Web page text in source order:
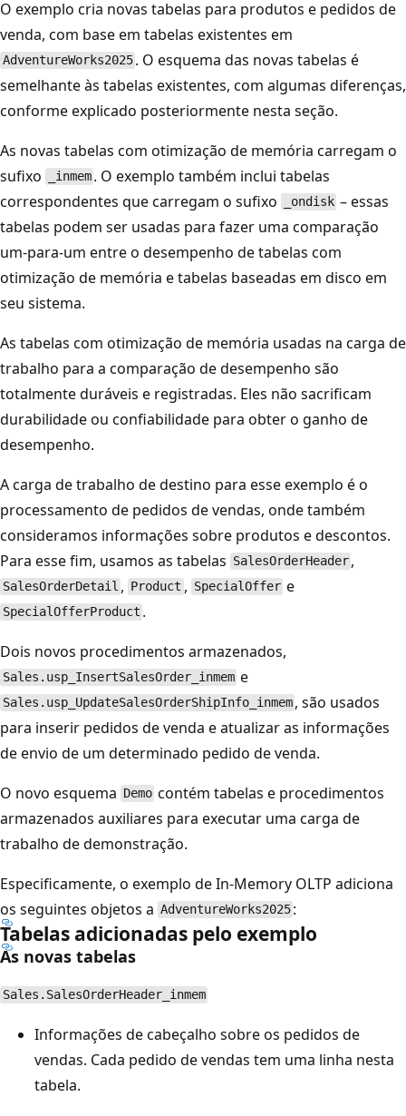
O exemplo cria novas tabelas para produtos e pedidos de
venda, com base em tabelas existentes em
AdventureWorks2025 . O esquema das novas tabelas é
semelhante às tabelas existentes, com algumas diferenças,
conforme explicado posteriormente nesta seção.
As novas tabelas com otimização de memória carregam o
sufixo
_inmem . O exemplo também inclui tabelas
correspondentes que carregam o sufixo
_ondisk – essas
tabelas podem ser usadas para fazer uma comparação
um-para-um entre o desempenho de tabelas com
otimização de memória e tabelas baseadas em disco em
seu sistema.
As tabelas com otimização de memória usadas na carga de
trabalho para a comparação de desempenho são
totalmente duráveis e registradas. Eles não sacrificam
durabilidade ou confiabilidade para obter o ganho de
desempenho.
A carga de trabalho de destino para esse exemplo é o
processamento de pedidos de vendas, onde também
consideramos informações sobre produtos e descontos.
Para esse fim, usamos as tabelas SalesOrderHeader ,
SalesOrderDetail , Product , SpecialOffer e
SpecialOfferProduct .
Dois novos procedimentos armazenados,
Sales.usp_InsertSalesOrder_inmem e
Sales.usp_UpdateSalesOrderShipInfo_inmem , são usados
para inserir pedidos de venda e atualizar as informações
de envio de um determinado pedido de venda.
O novo esquema Demo contém tabelas e procedimentos
armazenados auxiliares para executar uma carga de
trabalho de demonstração.
Especificamente, o exemplo de In-Memory OLTP adiciona
os seguintes objetos a AdventureWorks2025 :
Tabelas adicionadas pelo exemplo
As novas tabelas
Sales.SalesOrderHeader_inmem
Informações de cabeçalho sobre os pedidos de
vendas. Cada pedido de vendas tem uma linha nesta
tabela.